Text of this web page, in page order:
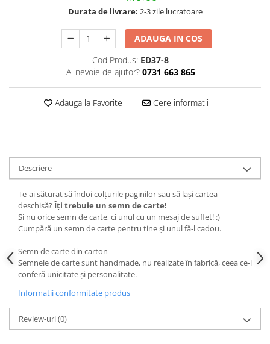
Durata de livrare: 2-3 zile lucratoare
ADAUGA IN COS
Cod Produs: ED37-8
Ai nevoie de ajutor? 0731 663 865
Adauga la Favorite Cere informatii
Descriere
Te-ai săturat să îndoi colțurile paginilor sau să lași cartea
deschisă?Îți trebuie un semn de carte!
Si nu orice semn de carte, ci unul cu un mesaj de suflet! :)
Cumpără un semn de carte pentru tine și unul fă-l cadou.
Semn de carte din carton
Semnele de carte sunt handmade, nu realizate în fabrică, ceea ce-i
conferă unicitate și personalitate.
Informatii conformitate produs
Review-uri(0)